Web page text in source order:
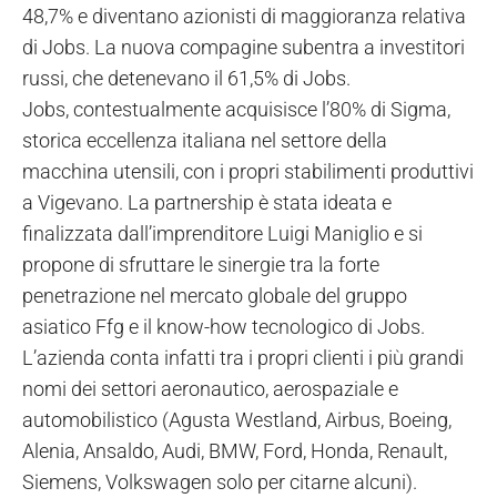
48,7% e diventano azionisti di maggioranza relativa
di Jobs. La nuova compagine subentra a investitori
russi, che detenevano il 61,5% di Jobs.
Jobs, contestualmente acquisisce l’80% di Sigma,
storica eccellenza italiana nel settore della
macchina utensili, con i propri stabilimenti produttivi
a Vigevano. La partnership è stata ideata e
finalizzata dall’imprenditore Luigi Maniglio e si
propone di sfruttare le sinergie tra la forte
penetrazione nel mercato globale del gruppo
asiatico Ffg e il know-how tecnologico di Jobs.
L’azienda conta infatti tra i propri clienti i più grandi
nomi dei settori aeronautico, aerospaziale e
automobilistico (Agusta Westland, Airbus, Boeing,
Alenia, Ansaldo, Audi, BMW, Ford, Honda, Renault,
Siemens, Volkswagen solo per citarne alcuni).